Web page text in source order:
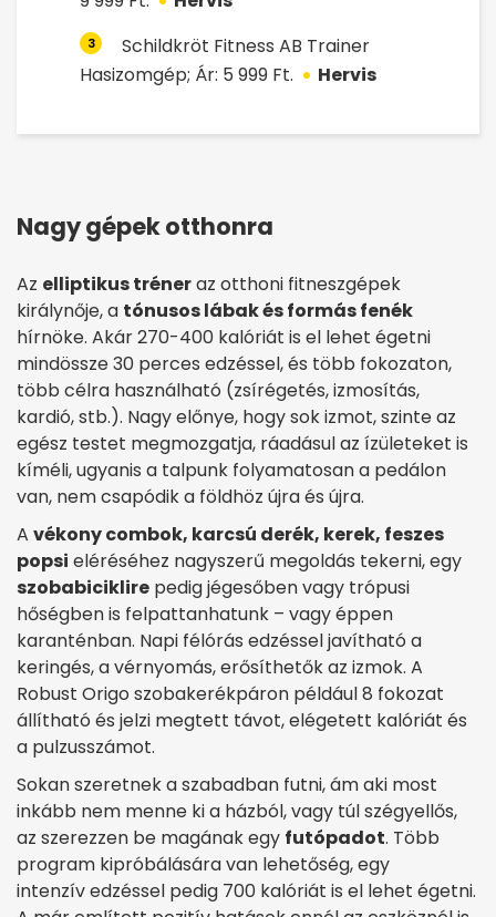
3
Schildkröt Fitness AB Trainer
Hasizomgép; Ár: 5 999 Ft.
Hervis
Nagy gépek otthonra
Az elliptikus tréneraz otthoni fitneszgépek
királynője, a tónusos lábak és formás fenék
hírnöke. Akár 270-400 kalóriát is el lehet égetni
mindössze 30 perces edzéssel, és több fokozaton,
több célra használható (zsírégetés, izmosítás,
kardió, stb.). Nagy előnye, hogy sok izmot, szinte az
egész testet megmozgatja, ráadásul az ízületeket is
kíméli, ugyanis a talpunk folyamatosan a pedálon
van, nem csapódik a földhöz újra és újra.
A vékony combok, karcsú derék, kerek, feszes
popsi eléréséhez nagyszerű megoldás tekerni, egy
szobabiciklire pedig jégesőben vagy trópusi
hőségben is felpattanhatunk – vagy éppen
karanténban. Napi félórás edzéssel javítható a
keringés, a vérnyomás, erősíthetők az izmok. A
Robust Origo szobakerékpáron például 8 fokozat
állítható és jelzi megtett távot, elégetett kalóriát és
a pulzusszámot.
Sokan szeretnek a szabadban futni, ám aki most
inkább nem menne ki a házból, vagy túl szégyellős,
az szerezzen be magának egy futópadot. Több
program kipróbálására van lehetőség, egy
intenzív edzéssel pedig 700 kalóriát is el lehet égetni.